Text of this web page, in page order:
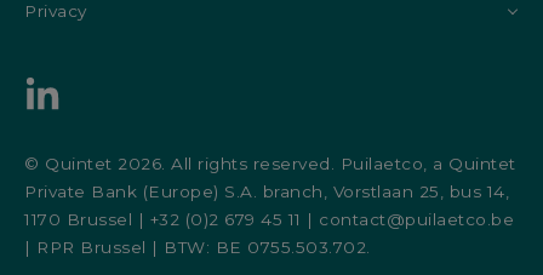
Privacy
© Quintet 2026. All rights reserved. Puilaetco, a Quintet
Private Bank (Europe) S.A. branch, Vorstlaan 25, bus 14,
1170 Brussel | +32 (0)2 679 45 11 | contact@puilaetco.be
| RPR Brussel | BTW: BE 0755.503.702.